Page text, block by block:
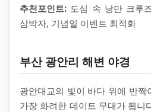
추천포인트: 도심 속 낭만 크루
삼박자, 기념일 이벤트 최적화
부산 광안리 해변 야경
광안대교의 빛이 바다 위에 반짝
가장 화려한 데이트 무대가 됩니